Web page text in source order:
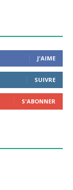
J'AIME
SUIVRE
S'ABONNER